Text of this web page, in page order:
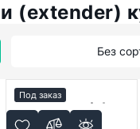
(extender)
Без
Под заказ